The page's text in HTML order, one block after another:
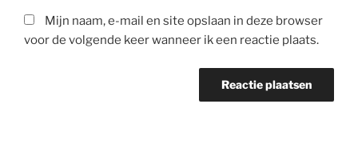
Mijn naam, e-mail en site opslaan in deze browser
voor de volgende keer wanneer ik een reactie plaats.